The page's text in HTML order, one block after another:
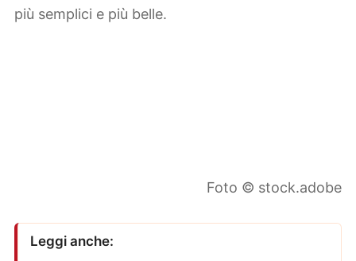
più semplici e più belle.
Foto © stock.adobe
Leggi anche: